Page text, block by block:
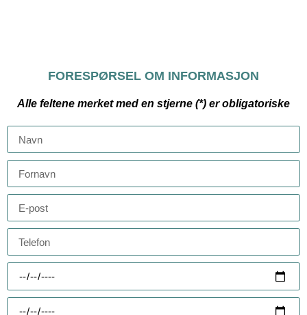
FORESPØRSEL OM INFORMASJON
Alle feltene merket med en stjerne (*) er obligatoriske